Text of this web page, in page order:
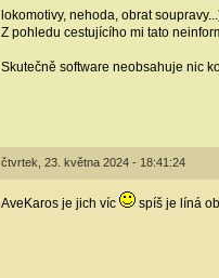
lokomotivy, nehoda, obrat
Z pohledu cestujícího mi tato
Skutečně software neobsahuje nic
čtvrtek, 23. května 2024 - 18:41:24
AveKaros je jich víc spíš je líná